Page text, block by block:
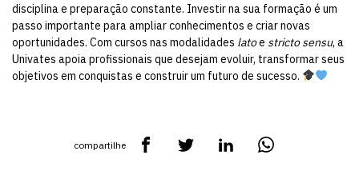
disciplina e preparação constante. Investir na sua formação é um
passo importante para ampliar conhecimentos e criar novas
oportunidades. Com cursos nas modalidades latoe stricto sensu, a
Univates apoia profissionais que desejam evoluir, transformar seus
objetivos em conquistas e construir um futuro de sucesso.
compartilhe